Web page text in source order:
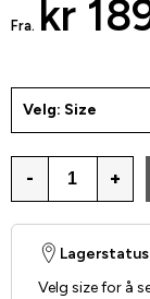
Fra. kr
Velg: Size
- +
Velg size for å